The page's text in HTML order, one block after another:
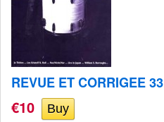
REVUE ET CORRIGEE 33
€10